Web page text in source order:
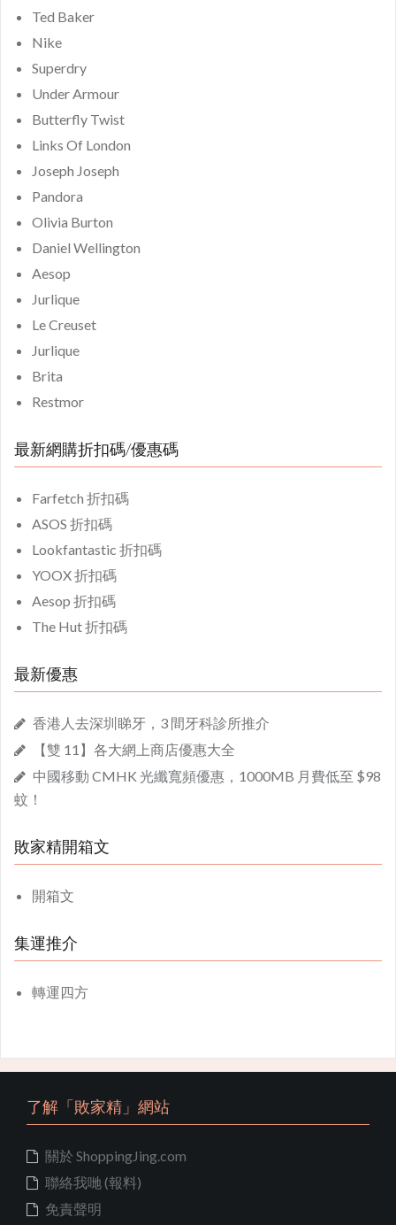
Ted Baker
Nike
Superdry
Under Armour
Butterfly Twist
Links Of London
Joseph Joseph
Pandora
Olivia Burton
Daniel Wellington
Aesop
Jurlique
Le Creuset
Jurlique
Brita
Restmor
最新網購折扣碼/優惠碼
Farfetch 折扣碼
ASOS 折扣碼
Lookfantastic 折扣碼
YOOX 折扣碼
Aesop 折扣碼
The Hut 折扣碼
最新優惠
香港人去深圳睇牙，3 間牙科診所推介
【雙 11】各大網上商店優惠大全
中國移動 CMHK 光纖寬頻優惠，1000MB 月費低至 $98
蚊！
敗家精開箱文
開箱文
集運推介
轉運四方
了解「敗家精」網站
關於 ShoppingJing.com
聯絡我哋 (報料)
免責聲明